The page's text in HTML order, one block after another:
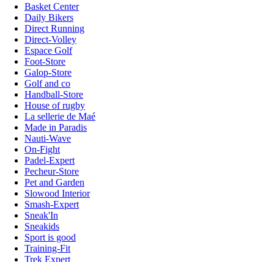
Basket Center
Daily Bikers
Direct Running
Direct-Volley
Espace Golf
Foot-Store
Galop-Store
Golf and co
Handball-Store
House of rugby
La sellerie de Maé
Made in Paradis
Nauti-Wave
On-Fight
Padel-Expert
Pecheur-Store
Pet and Garden
Slowood Interior
Smash-Expert
Sneak'In
Sneakids
Sport is good
Training-Fit
Trek Expert